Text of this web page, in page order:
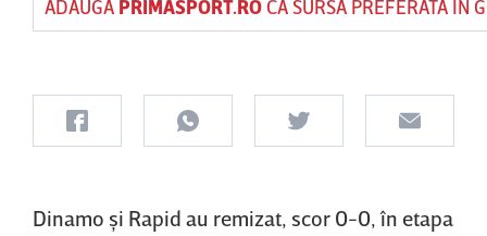
ADAUGĂ PRIMASPORT.ROCA SURSĂ PREFERATĂ ÎN
Dinamo şi Rapid au remizat, scor 0-0, în etapa